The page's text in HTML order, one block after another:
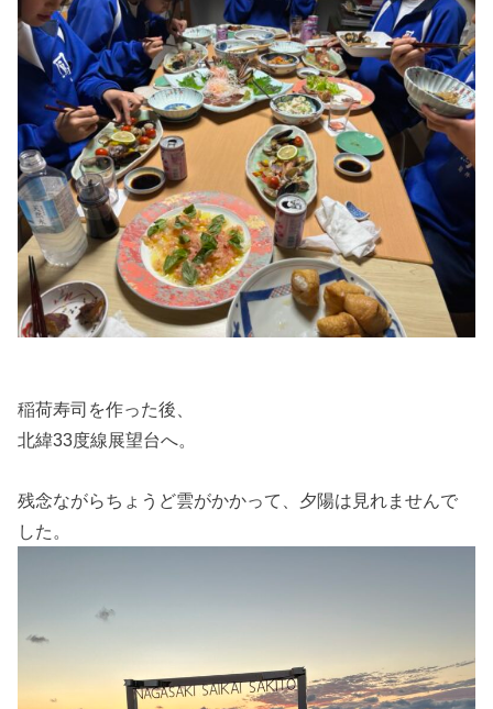
稲荷寿司を作った後、
北緯33度線展望台へ。
残念ながらちょうど雲がかかって、夕陽は見れませんで
した。